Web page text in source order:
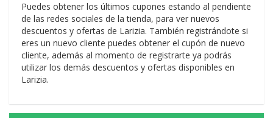
Puedes obtener los últimos cupones estando al pendiente
de las redes sociales de la tienda, para ver nuevos
descuentos y ofertas de Larizia. También registrándote si
eres un nuevo cliente puedes obtener el cupón de nuevo
cliente, además al momento de registrarte ya podrás
utilizar los demás descuentos y ofertas disponibles en
Larizia.